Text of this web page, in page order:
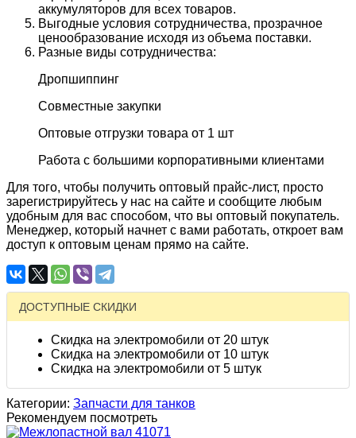
аккумуляторов для всех товаров.
Выгодные условия сотрудничества, прозрачное
ценообразование исходя из объема поставки.
Разные виды сотрудничества:
Дропшиппинг
Совместные закупки
Оптовые отгрузки товара от 1 шт
Работа с большими корпоративными клиентами
Для того, чтобы получить оптовый прайс-лист, просто
зарегистрируйтесь у нас на сайте и сообщите любым
удобным для вас способом, что вы оптовый покупатель.
Менеджер, который начнет с вами работать, откроет вам
доступ к оптовым ценам прямо на сайте.
ДОСТУПНЫЕ СКИДКИ
Скидка на электромобили от 20 штук
Скидка на электромобили от 10 штук
Скидка на электромобили от 5 штук
Категории: Запчасти для танков
Рекомендуем посмотреть